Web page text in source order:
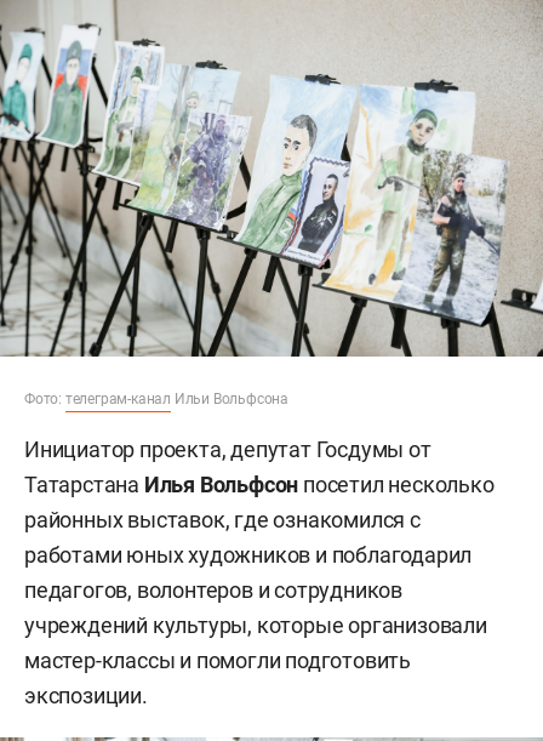
Фото: телеграм-канал Ильи Вольфсона
Инициатор проекта, депутат Госдумы от
Татарстана Илья Вольфсон посетил несколько
районных выставок, где ознакомился с
работами юных художников и поблагодарил
педагогов, волонтеров и сотрудников
учреждений культуры, которые организовали
мастер-классы и помогли подготовить
экспозиции.